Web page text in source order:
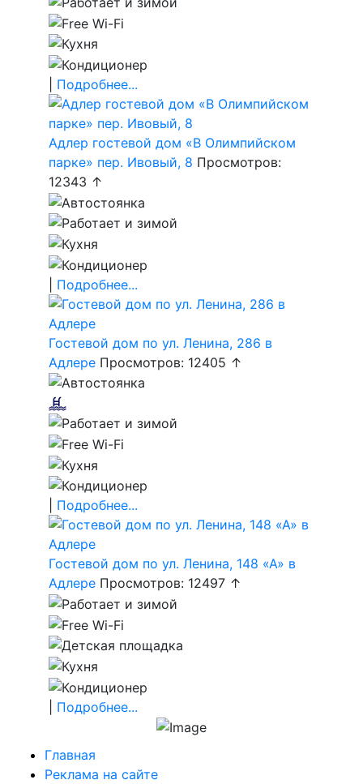
Подробнее...
Адлер гостевой дом «В Олимпийском
парке» пер. Ивовый, 8 Просмотров:
12343 ↑
Подробнее...
Гостевой дом по ул. Ленина, 286 в
Адлере Просмотров: 12405 ↑
Подробнее...
Гостевой дом по ул. Ленина, 148 «А» в
Адлере Просмотров: 12497 ↑
Подробнее...
Главная
Реклама на сайте